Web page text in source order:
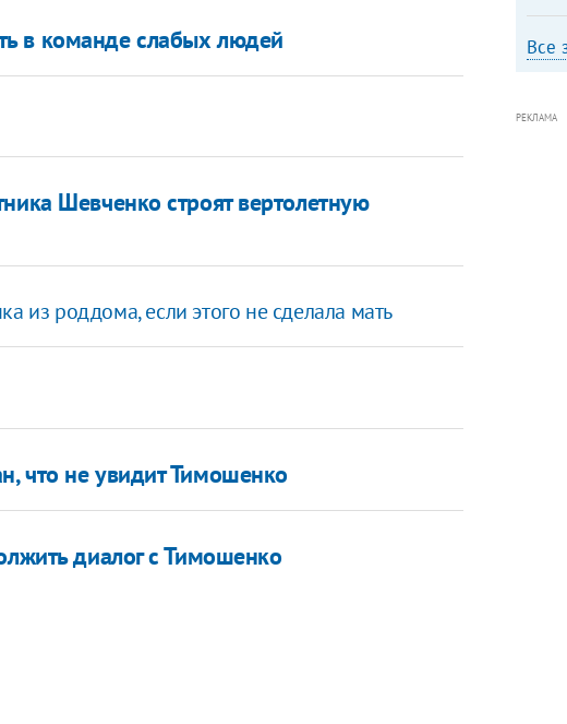
в команде слабых людей
Шевченко строят вертолетную
из роддома, если этого не сделала мать
что не увидит Тимошенко
диалог с Тимошенко
Все
РЕКЛАМА